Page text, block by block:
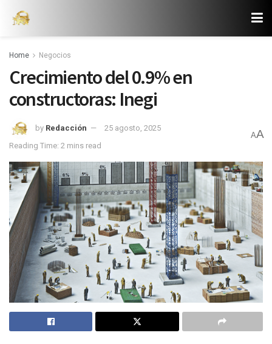
Home Negocios
Crecimiento del 0.9% en
constructoras: Inegi
by Redacción
25 agosto, 2025
Reading Time: 2 mins read
AA